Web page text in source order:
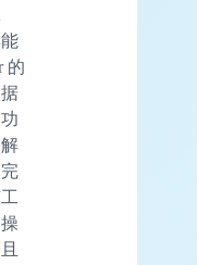
的